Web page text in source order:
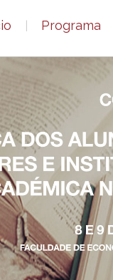
Programa